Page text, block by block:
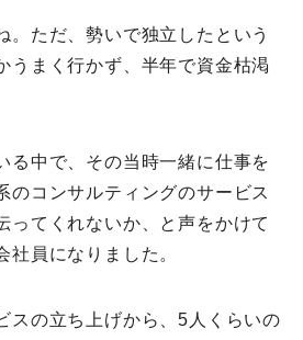
。ただ、勢いで独立したという
うまく行かず、半年で資金枯渇
る中で、その当時一緒に仕事を
のコンサルティングのサービス
ってくれないか、と声をかけて
社員になりました。
スの立ち上げから、5人くらいの